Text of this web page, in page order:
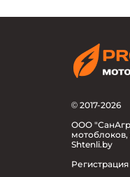
© 2017-2026
ООО
мотоблоков,
Shtenli.by
Регистрация